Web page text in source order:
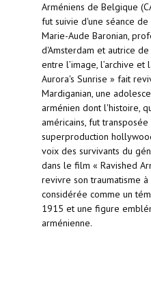
Arméniens de Belgique
fut suivie d'une séance
Marie-Aude Baronian,
d'Amsterdam et autrice
entre l’image, l’archive
Aurora's Sunrise » fait
Mardiganian, une
arménien dont l'histoire,
américains, fut
superproduction
voix des survivants du
dans le film « Ravished
revivre son traumatisme à
considérée comme un
1915 et une figure
arménienne.